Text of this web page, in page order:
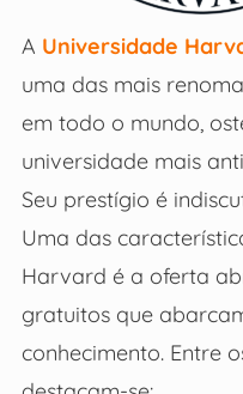
A Universidade
uma das mais
em todo o mundo,
universidade mais
Seu prestígio é
Uma das
Harvard é a oferta
gratuitos que
conhecimento. Entre